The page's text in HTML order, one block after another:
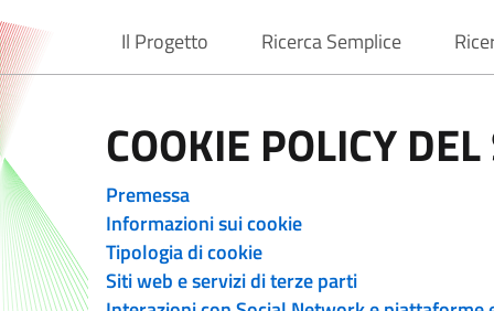
Normattiva
Il Progetto
current Ricerca Semplice
COOKIE POLICY
Premessa
Informazioni sui cookie
Tipologia di cookie
Siti web e servizi di terze parti